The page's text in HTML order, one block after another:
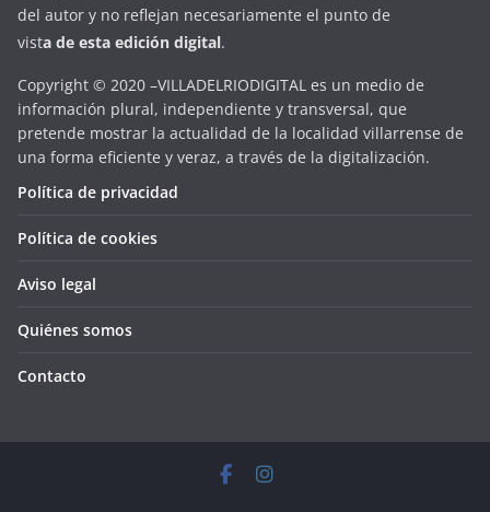
del autor y no reflejan necesariamente el punto de
vista de esta edición digital.
Copyright © 2020 –VILLADELRIODIGITAL es un medio de
información plural, independiente y transversal, que
pretende mostrar la actualidad de la localidad villarrense de
una forma eficiente y veraz, a través de la digitalización.
Política de privacidad
Política de cookies
Aviso legal
Quiénes somos
Contacto